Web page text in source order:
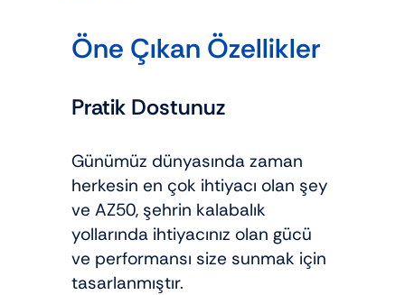
Öne Çıkan Özellikler
Pratik Dostunuz
Günümüz dünyasında zaman
herkesin en çok ihtiyacı olan şey
ve AZ50, şehrin kalabalık
yollarında ihtiyacınız olan gücü
ve performansı size sunmak için
tasarlanmıştır.